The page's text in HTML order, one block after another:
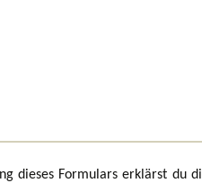
dieses Formulars erklärst du